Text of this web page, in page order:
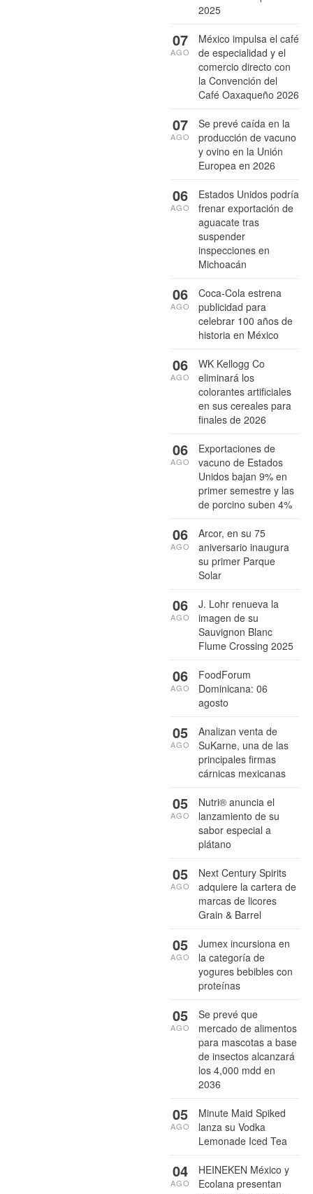
2025
México impulsa el café
de especialidad y el
comercio directo con
la Convención del
Café Oaxaqueño 2026
07
AGO
Se prevé caída en la
producción de vacuno
y ovino en la Unión
Europea en 2026
07
AGO
Estados Unidos podría
frenar exportación de
aguacate tras
suspender
inspecciones en
Michoacán
06
AGO
Coca-Cola estrena
publicidad para
celebrar 100 años de
historia en México
06
AGO
WK Kellogg Co
eliminará los
colorantes artificiales
en sus cereales para
finales de 2026
06
AGO
Exportaciones de
vacuno de Estados
Unidos bajan 9% en
primer semestre y las
de porcino suben 4%
06
AGO
Arcor, en su 75
aniversario inaugura
su primer Parque
Solar
06
AGO
J. Lohr renueva la
imagen de su
Sauvignon Blanc
Flume Crossing 2025
06
AGO
FoodForum
Dominicana: 06
agosto
06
AGO
Analizan venta de
SuKarne, una de las
principales firmas
cárnicas mexicanas
05
AGO
Nutri® anuncia el
lanzamiento de su
sabor especial a
plátano
05
AGO
Next Century Spirits
adquiere la cartera de
marcas de licores
Grain & Barrel
05
AGO
Jumex incursiona en
la categoría de
yogures bebibles con
proteínas
05
AGO
Se prevé que
mercado de alimentos
para mascotas a base
de insectos alcanzará
los 4,000 mdd en
2036
05
AGO
Minute Maid Spiked
lanza su Vodka
Lemonade Iced Tea
05
AGO
HEINEKEN México y
Ecolana presentan
04
AGO